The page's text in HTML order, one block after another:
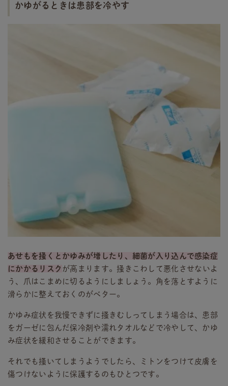
かゆがるときは患部を冷やす
あせもを掻くとかゆみが増したり、細菌が入り込んで感染症
にかかるリスク が高まります。掻きこわして悪化させないよ
う、爪はこまめに切るようにしましょう。角を落とすように
滑らかに整えておくのがベター。
かゆみ症状を我慢できずに搔きむしってしまう場合は、患部
をガーゼに包んだ保冷剤や濡れタオルなどで冷やして、かゆ
み症状を緩和させることができます。
それでも搔いてしまうようでしたら、ミトンをつけて皮膚を
傷つけないように保護するのもひとつです。